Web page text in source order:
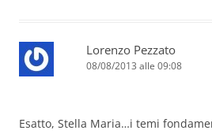
Lorenzo Pezzato
08/08/2013 alle 09:08
Esatto, Stella Maria…i temi